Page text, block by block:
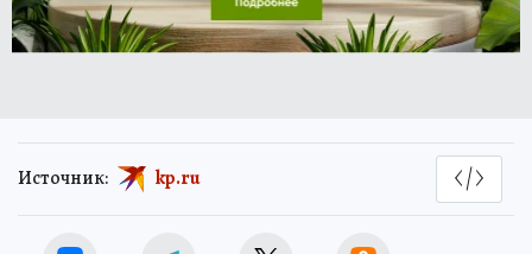
Источник: kp.ru